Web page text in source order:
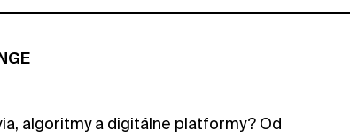
algoritmy a digitálne platformy? Od